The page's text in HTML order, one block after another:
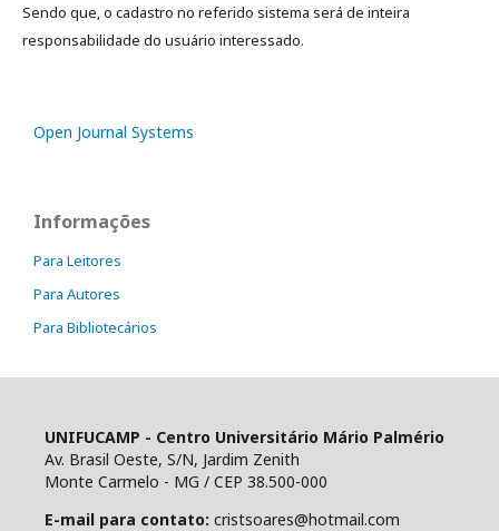
Sendo que, o cadastro no referido sistema será de inteira
responsabilidade do usuário interessado.
Open Journal Systems
Informações
Para Leitores
Para Autores
Para Bibliotecários
UNIFUCAMP - Centro Universitário Mário Palmério
Av. Brasil Oeste, S/N, Jardim Zenith
Monte Carmelo - MG / CEP 38.500-000
E-mail para contato: cristsoares@hotmail.com